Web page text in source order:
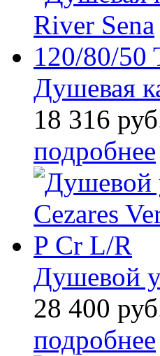
Душевая
18 316
подробнее
Душевой
28 400
подробнее